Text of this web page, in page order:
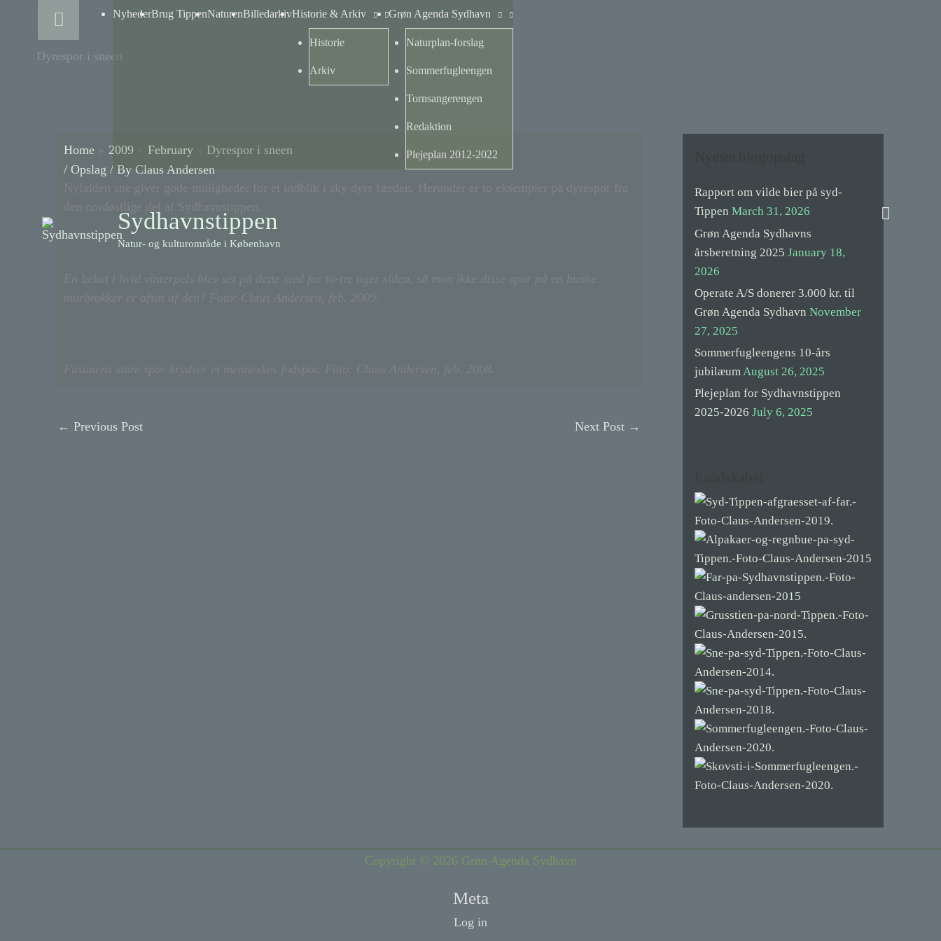
Above
Header
NyhederBrug TippenNaturenBilledarkivHistorie & Arkiv
Historie
Arkiv
Grøn Agenda Sydhavn
Naturplan-forslag
Sommerfugleengen
Tornsangerengen
Redaktion
Plejeplan 2012-2022
Sydhavnstippen
Natur- og kulturområde i København
Search
Dyrespor i sneen
Home 2009 February
Dyrespor i sneen
/ Opslag / By Claus Andersen
Nyfalden sne giver gode muligheder for et indblik i sky dyrs færden. Herunder er to eksempler på dyrespor fra
den nordøstlige del af Sydhavnstippen.
En lækat i hvid vinterpels blev set på dette sted for to-tre uger siden, så mon ikke disse spor på en bunke
murbrokker er afsat af den? Foto: Claus Andersen, feb. 2009.
Fasanens store spor krydser et menneskes fodspor. Foto: Claus Andersen, feb. 2008.
← Previous Post Next Post →
Rapport om vilde bier på syd-
Tippen March 31, 2026
Grøn Agenda Sydhavns
årsberetning 2025 January 18,
2026
Operate A/S donerer 3.000 kr. til
Grøn Agenda Sydhavn November
27, 2025
Sommerfugleengens 10-års
jubilæumAugust 26, 2025
Plejeplan for Sydhavnstippen
2025-2026 July 6, 2025
Copyright © 2026 Grøn Agenda Sydhavn
Meta
Log in